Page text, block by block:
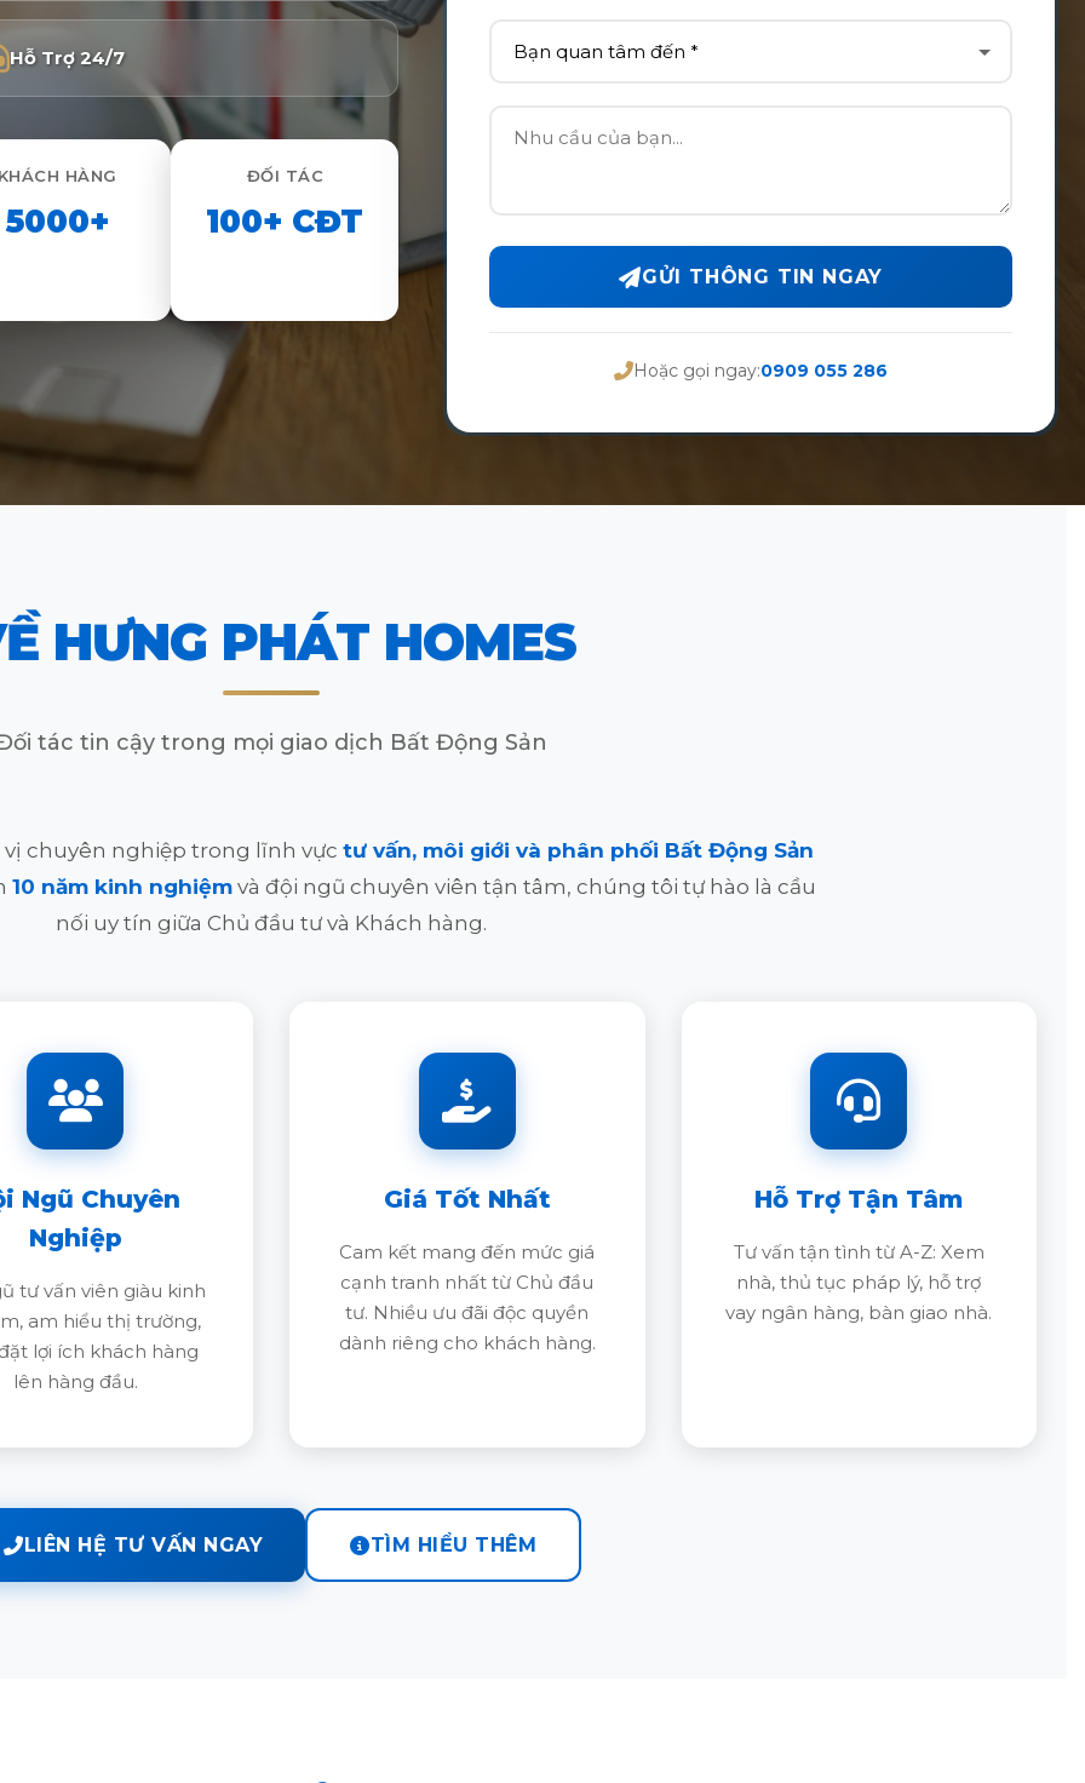
Hỗ Trợ 24/7
HÀNG
5000+
ĐỐI TÁC
100+ CĐT
GỬI THÔNG TIN NGAY
Hoặc gọi ngay:0909 055 286
HƯNG PHÁT HOMES
tác tin cậy trong mọi giao dịch Bất Động Sản
chuyên nghiệp trong lĩnh vực tư vấn, môi giới và phân phối Bất Động Sản
10 năm kinh nghiệm và đội ngũ chuyên viên tận tâm, chúng tôi tự hào là cầu
nối uy tín giữa Chủ đầu tư và Khách hàng.
Ngũ Chuyên
Nghiệp
tư vấn viên giàu kinh
am hiểu thị trường,
lợi ích khách hàng
lên hàng đầu.
Giá Tốt Nhất
Cam kết mang đến mức giá
cạnh tranh nhất từ Chủ đầu
tư. Nhiều ưu đãi độc quyền
dành riêng cho khách hàng.
Hỗ Trợ Tận Tâm
Tư vấn tận tình từ A-Z: Xem
nhà, thủ tục pháp lý, hỗ trợ
vay ngân hàng, bàn giao nhà.
LIÊN HỆ TƯ VẤN NGAY TÌM HIỂU THÊM